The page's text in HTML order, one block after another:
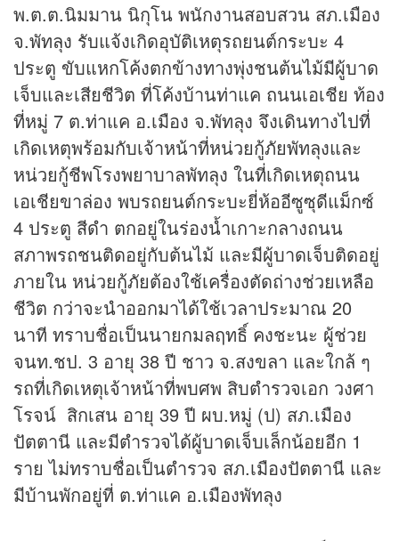
พ.ต.ต.นิมมาน นิกุโน พนักงานสอบสวน สภ.เมือง
จ.พัทลุง รับแจ้งเกิดอุบัติเหตุรถยนต์กระบะ 4
ประตู ขับแหกโค้งตกข้างทางพุ่งชนต้นไม้มีผู้บาด
เจ็บและเสียชีวิต ที่โค้งบ้านท่าแค ถนนเอเชีย ท้อง
ที่หมู่ 7 ต.ท่าแค อ.เมือง จ.พัทลุง จึงเดินทางไปที่
เกิดเหตุพร้อมกับเจ้าหน้าที่หน่วยกู้ภัยพัทลุงและ
หน่วยกู้ชีพโรงพยาบาลพัทลุง ในที่เกิดเหตุถนน
เอเชียขาล่อง พบรถยนต์กระบะยี่ห้ออีซูซุดีแม็กซ์
4 ประตู สีดำ ตกอยู่ในร่องน้ำเกาะกลางถนน
สภาพรถชนติดอยู่กับต้นไม้ และมีผู้บาดเจ็บติดอยู่
ภายใน หน่วยกู้ภัยต้องใช้เครื่องตัดถ่างช่วยเหลือ
ชีวิต กว่าจะนำออกมาได้ใช้เวลาประมาณ 20
นาที ทราบชื่อเป็นนายกมลฤทธิ์ คงชะนะ ผู้ช่วย
จนท.ชป. 3 อายุ 38 ปี ชาว จ.สงขลา และใกล้ ๆ
รถที่เกิดเหตุเจ้าหน้าที่พบศพ สิบตำรวจเอก วงศา
โรจน์ สิกเสน อายุ 39 ปี ผบ.หมู่ (ป) สภ.เมือง
ปัตตานี และมีตำรวจได้ผู้บาดเจ็บเล็กน้อยอีก 1
ราย ไม่ทราบชื่อเป็นตำรวจ สภ.เมืองปัตตานี และ
มีบ้านพักอยู่ที่ ต.ท่าแค อ.เมืองพัทลุง